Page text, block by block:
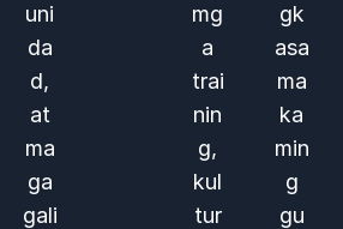
uni
da
d,
at
ma
ga
gali
mg
a
trai
nin
g,
kul
tur
gk
asa
ma
ka
min
g
gu